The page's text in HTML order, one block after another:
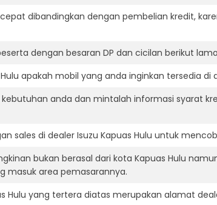
dibandingkan dengan pembelian kredit,
dengan besaran DP dan cicilan berikut
apakah mobil yang anda inginkan tersedia di
anda dan mintalah informasi syarat
sales di dealer Isuzu Kapuas Hulu untuk
bukan berasal dari kota Kapuas Hulu
masuk area pemasarannya.
Hulu yang tertera diatas merupakan alamat